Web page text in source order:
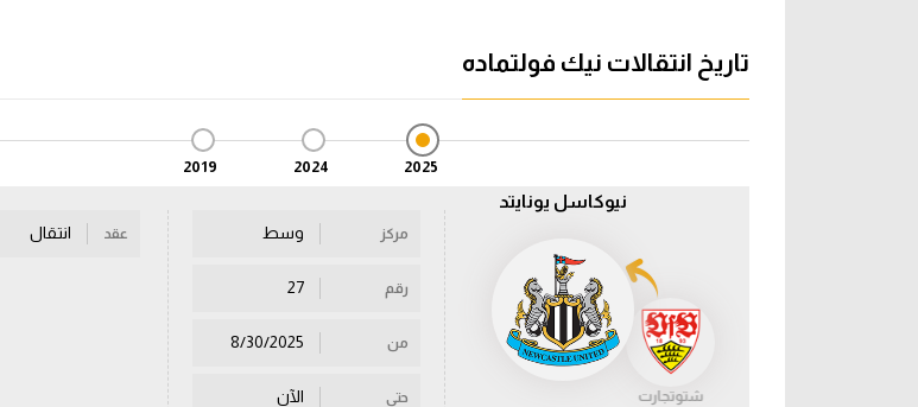
تاريخ انتقالات نيك فولتماده
2025
2024
2019
نيوكاسل يونايتد
شتوتجارت
مركز وسط
رقم 27
من
حتى الآن
عقد انتقال